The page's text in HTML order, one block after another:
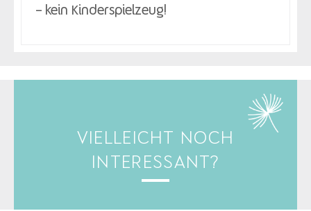
– kein Kinderspielzeug!
VIELLEICHT NOCH
INTERESSANT?